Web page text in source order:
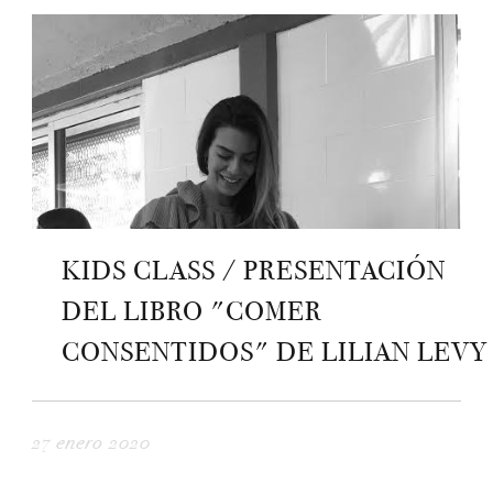
KIDS CLASS / PRESENTACIÓN
DEL LIBRO "COMER
CONSENTIDOS" DE LILIAN LEVY
27 enero 2020